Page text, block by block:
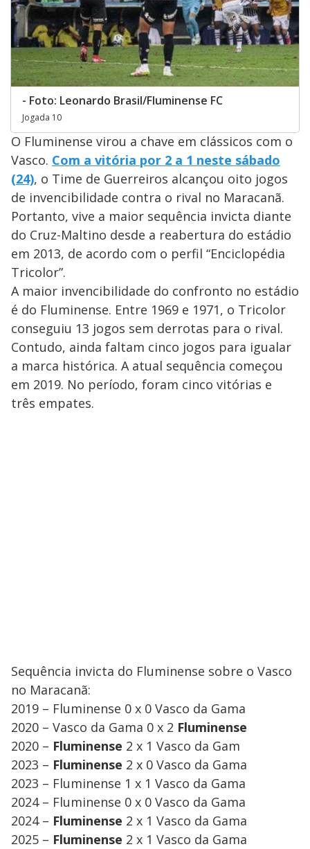
- Foto: Leonardo Brasil/Fluminense FC
Jogada 10
O Fluminense virou a chave em clássicos com o
Vasco. Com a vitória por 2 a 1 neste sábado
(24), o Time de Guerreiros alcançou oito jogos
de invencibilidade contra o rival no Maracanã.
Portanto, vive a maior sequência invicta diante
do Cruz-Maltino desde a reabertura do estádio
em 2013, de acordo com o perfil “Enciclopédia
Tricolor”.
A maior invencibilidade do confronto no estádio
é do Fluminense. Entre 1969 e 1971, o Tricolor
conseguiu 13 jogos sem derrotas para o rival.
Contudo, ainda faltam cinco jogos para igualar
a marca histórica. A atual sequência começou
em 2019. No período, foram cinco vitórias e
três empates.
Sequência invicta do Fluminense sobre o Vasco
no Maracanã:
2019 – Fluminense 0 x 0 Vasco da Gama
2020 – Vasco da Gama 0 x 2 Fluminense
2020 – Fluminense 2 x 1 Vasco da Gam
2023 – Fluminense 2 x 0 Vasco da Gama
2023 – Fluminense 1 x 1 Vasco da Gama
2024 – Fluminense 0 x 0 Vasco da Gama
2024 – Fluminense 2 x 1 Vasco da Gama
2025 – Fluminense 2 x 1 Vasco da Gama